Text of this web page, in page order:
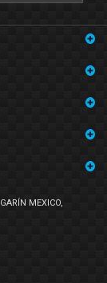
MEXICO,